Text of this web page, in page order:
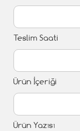
Teslim Saati
Ürün İçeriği
Ürün Yazısı